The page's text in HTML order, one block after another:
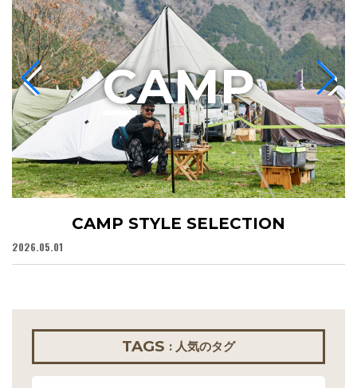
CAMP STYLE SELECTION
2026.05.01
CAMP
TAGS : 人気のタグ